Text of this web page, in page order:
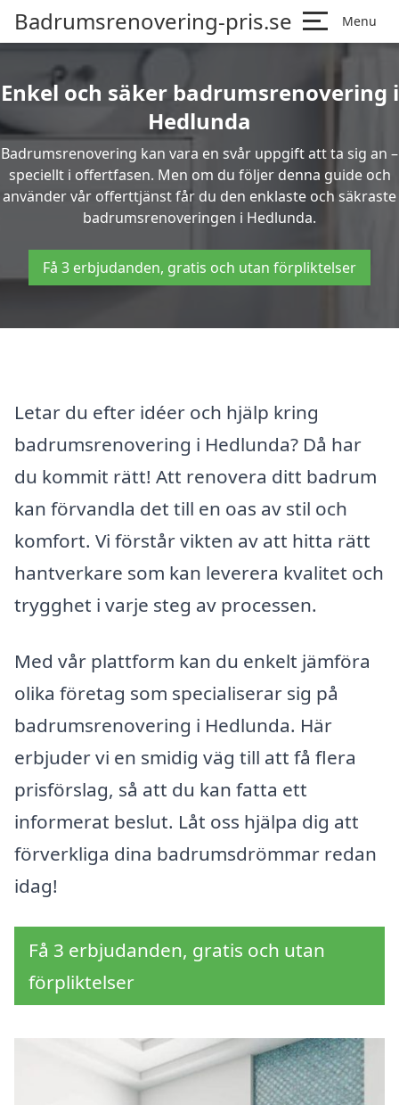
Badrumsrenovering-pris.se Menu
Enkel och säker badrumsrenovering i
Hedlunda
Badrumsrenovering kan vara en svår uppgift att ta sig an –
speciellt i offertfasen. Men om du följer denna guide och
använder vår offerttjänst får du den enklaste och säkraste
badrumsrenoveringen i Hedlunda.
Få 3 erbjudanden, gratis och utan förpliktelser
Letar du efter idéer och hjälp kring
badrumsrenovering i Hedlunda? Då har
du kommit rätt! Att renovera ditt badrum
kan förvandla det till en oas av stil och
komfort. Vi förstår vikten av att hitta rätt
hantverkare som kan leverera kvalitet och
trygghet i varje steg av processen.
Med vår plattform kan du enkelt jämföra
olika företag som specialiserar sig på
badrumsrenovering i Hedlunda. Här
erbjuder vi en smidig väg till att få flera
prisförslag, så att du kan fatta ett
informerat beslut. Låt oss hjälpa dig att
förverkliga dina badrumsdrömmar redan
idag!
Få 3 erbjudanden, gratis och utan
förpliktelser